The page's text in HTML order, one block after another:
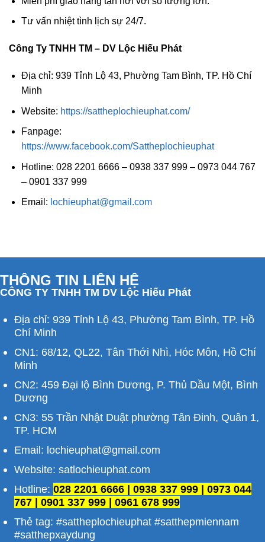
Tư vấn nhiệt tình lịch sự 24/7.
Công Ty TNHH TM – DV Lộc Hiếu Phát
Địa chỉ: 939 Tỉnh Lộ 43, Phường Tam Bình, TP. Hồ Chí
Minh
Website: https://sattheplochieuphat.com/
Fanpage:
https://www.facebook.com/Sattheplochieuphat
Hotline: 028 2201 6666 – 0938 337 999 – 0973 044 767
– 0901 337 999
Email: lochieuphat@gmail.com
THÔNG TIN LIÊN HỆ
CÔNG TY TNHH TM DV Lộc Hiếu Phát
Địa chỉ: 939 Tỉnh Lộ 43, Phường Tam Bình, TP. Hồ
Chí Minh
CN1: 68/12, QL22, Tân Thới Nhì, Hóc Môn, Hồ Chí
Minh
CN2: 459 Đại lộ Bình Dương, P. Thủ Dầu Một, Bình
Dương
CN3: 55 Trần Nhật Duật phường Tân Đinh, Quân 1,
TP. HCM
Email: lochieuphat@gmail.com
Website: satlochieuphat.com
Hotline: 028 2201 6666 | 0938 337 999 | 0973 044
767 | 0901 337 999 | 0961 678 999
Thẻ tag: #sattheplochieuphat #satthepmiennam
#satthepxaydung